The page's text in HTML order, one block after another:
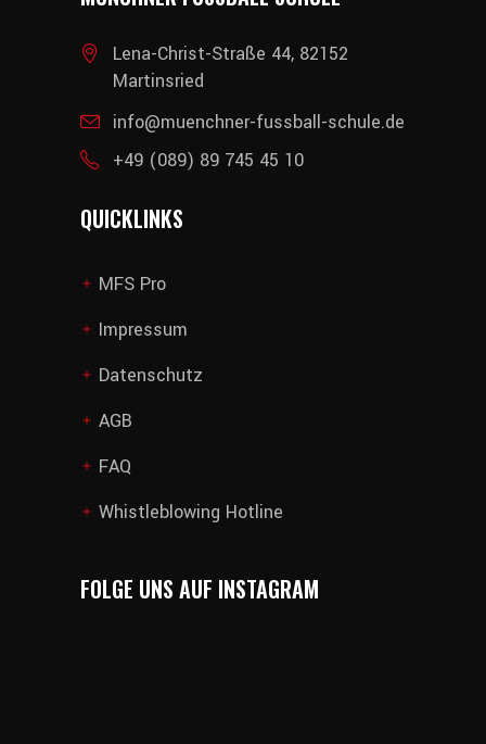
Lena-Christ-Straße 44, 82152
Martinsried
info@muenchner-fussball-schule.de
+49 (089) 89 745 45 10
QUICKLINKS
add MFS Pro
add Impressum
add Datenschutz
add AGB
add FAQ
add Whistleblowing Hotline
FOLGE UNS AUF INSTAGRAM